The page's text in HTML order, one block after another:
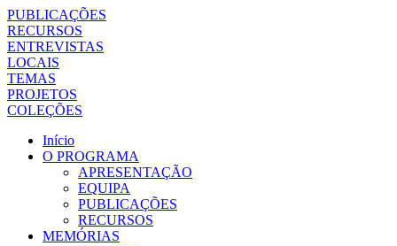
PUBLICAÇÕES
RECURSOS
ENTREVISTAS
LOCAIS
TEMAS
PROJETOS
COLEÇÕES
Início
O PROGRAMA
APRESENTAÇÃO
EQUIPA
PUBLICAÇÕES
RECURSOS
MEMÓRIAS